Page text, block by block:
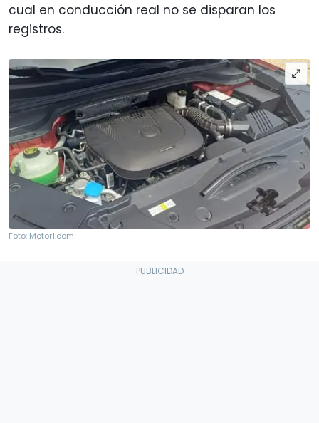
cual en conducción real no se disparan los
registros.
Foto: Motor1.com